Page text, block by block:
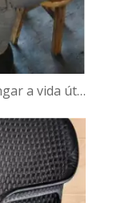
Dicas de manutenção para prolongar a vida útil do molde da sua plantadeira